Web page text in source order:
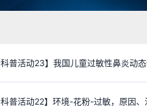
科普活动23】我国儿童过敏性鼻炎动
科普活动22】环境-花粉-过敏，原因